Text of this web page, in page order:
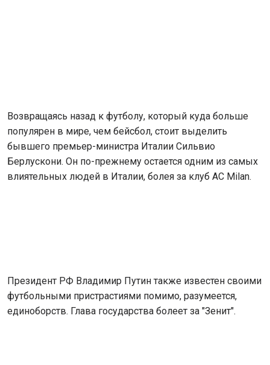
Возвращаясь назад к футболу, который куда больше
популярен в мире, чем бейсбол, стоит выделить
бывшего премьер-министра Италии Сильвио
Берлускони. Он по-прежнему остается одним из самых
влиятельных людей в Италии, болея за клуб AC Milan.
Президент РФ Владимир Путин также известен своими
футбольными пристрастиями помимо, разумеется,
единоборств. Глава государства болеет за "Зенит".